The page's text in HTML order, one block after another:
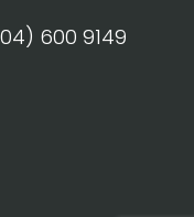
600 9149